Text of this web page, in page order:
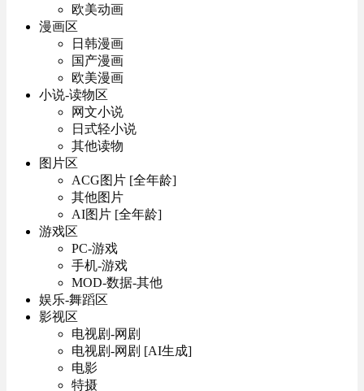
欧美动画
漫画区
日韩漫画
国产漫画
欧美漫画
小说-读物区
网文小说
日式轻小说
其他读物
图片区
ACG图片 [全年龄]
其他图片
AI图片 [全年龄]
游戏区
PC-游戏
手机-游戏
MOD-数据-其他
娱乐-舞蹈区
影视区
电视剧-网剧
电视剧-网剧 [AI生成]
电影
特摄